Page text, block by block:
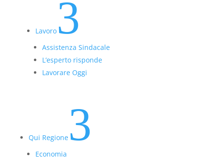
Lavoro3
Assistenza Sindacale
L’esperto risponde
Lavorare Oggi
Qui Regione3
Economia